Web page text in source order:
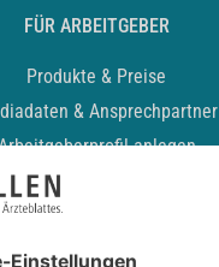
FÜR ARBEITGEBER
Produkte & Preise
& Ansprechpartner
anlegen
Recruiting-Podcast